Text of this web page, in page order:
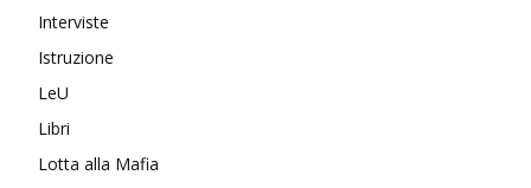
Interviste
Istruzione
LeU
Libri
Lotta alla Mafia